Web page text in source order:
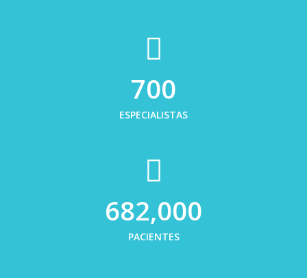
700
ESPECIALISTAS
682,000
PACIENTES